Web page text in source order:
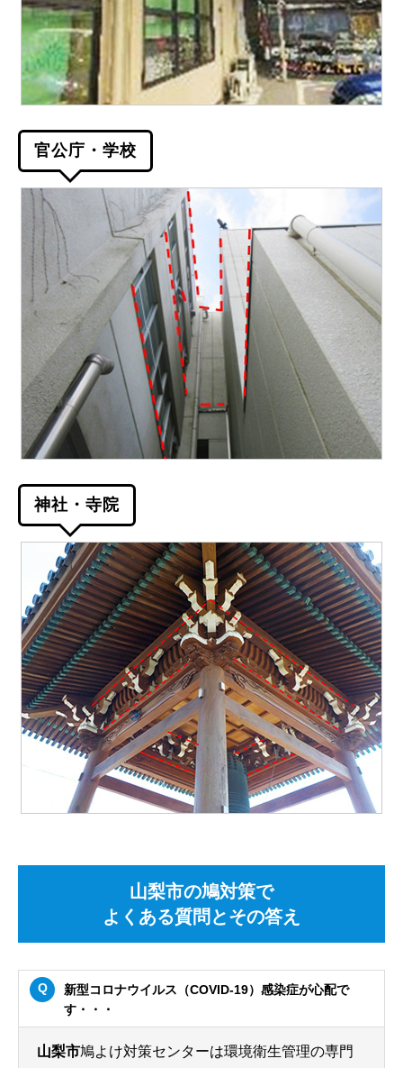
官公庁・学校
神社・寺院
山梨市の鳩対策で
よくある質問とその答え
新型コロナウイルス（COVID-19）感染症が心配で
す・・・
山梨市鳩よけ対策センターは環境衛生管理の専門